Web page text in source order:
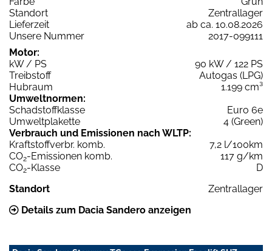
Standort
Zentrallager
Lieferzeit
ab ca. 10.08.2026
Unsere Nummer
2017-099111
Motor:
kW / PS
90 kW / 122 PS
Treibstoff
Autogas (LPG)
Hubraum
1.199 cm³
Umweltnormen:
Schadstoffklasse
Euro 6e
Umweltplakette
4 (Green)
Verbrauch und Emissionen nach WLTP:
Kraftstoffverbr. komb.
7,2 l/100km
CO2-Emissionen komb.
117 g/km
CO2-Klasse
D
Standort
Zentrallager
Details zum Dacia Sandero anzeigen